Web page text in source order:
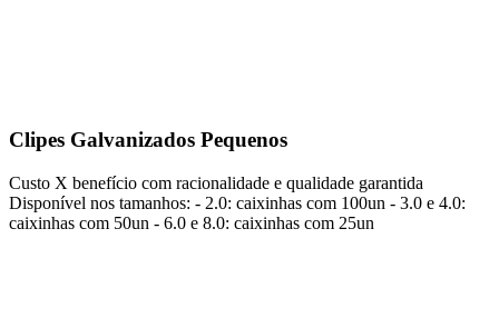
Clipes Galvanizados Pequenos
Custo X benefício com racionalidade e qualidade garantida
Disponível nos tamanhos: - 2.0: caixinhas com 100un - 3.0 e 4.0:
caixinhas com 50un - 6.0 e 8.0: caixinhas com 25un